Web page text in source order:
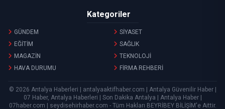
Kategoriler
GÜNDEM
SİYASET
EĞİTİM
SAĞLIK
MAGAZİN
TEKNOLOJİ
HAVA DURUMU
FİRMA REHBERİ
© 2026 Antalya Haberleri | antalyaaktifhaber.com | Antalya Güvenilir Haber |
07 Haber, Antalya Haberleri | Son Dakika Antalya | Antalya Haber |
07haber.com | seydisehirhaber.com - Tüm Hakları BEYRİBEY BİLİŞİM'e Aittir.